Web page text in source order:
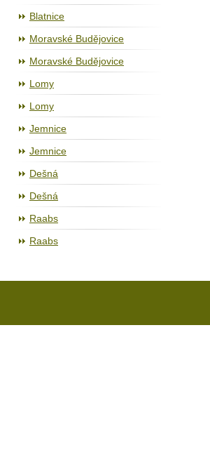
Blatnice
Moravské Budějovice
Moravské Budějovice
Lomy
Lomy
Jemnice
Jemnice
Dešná
Dešná
Raabs
Raabs